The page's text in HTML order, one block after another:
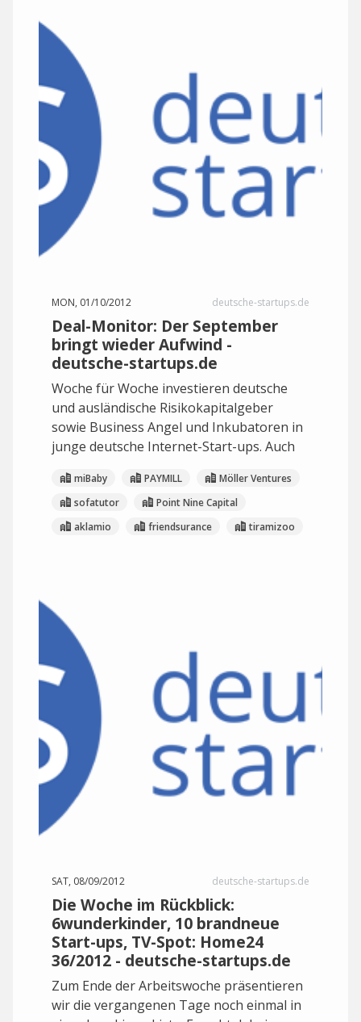
MON, 01/10/2012 deutsche-startups.de
Deal-Monitor: Der September
bringt wieder Aufwind -
deutsche-startups.de
Woche für Woche investieren deutsche
und ausländische Risikokapitalgeber
sowie Business Angel und Inkubatoren in
junge deutsche Internet-Start-ups. Auch
miBaby PAYMILL
Möller Ventures
sofatutor
Point Nine Capital
aklamio
friendsurance tiramizoo
SAT, 08/09/2012 deutsche-startups.de
Die Woche im Rückblick:
6wunderkinder, 10 brandneue
Start-ups, TV-Spot: Home24
36/2012 - deutsche-startups.de
Zum Ende der Arbeitswoche präsentieren
wir die vergangenen Tage noch einmal in